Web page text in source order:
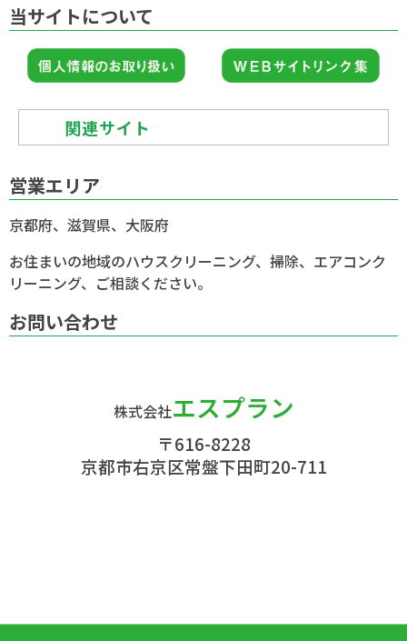
当サイトについて
関連サイト
日本ハウスクリーニング協会
グ・会社比較
グ
営業エリア
京都府、滋賀県、大阪府
お住まいの地域のハウスクリーニング、掃除、エアコンク
リーニング、ご相談ください。
お問い合わせ
株式会社エスプラン
〒616-8228
京都市右京区常盤下田町20-711